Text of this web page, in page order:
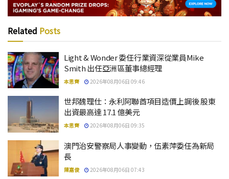
Related Posts
Light & Wonder 委任行業資深從業員Mike
Smith 出任亞洲區董事總經理
本思齊 2026年08月06日 09:46
世邦魏理仕：永利阿聯酋項目造價上調後 股東
出資最高達 17.1 億美元
本思齊 2026年08月06日 09:35
澳門治安警察局人事變動，伍素萍委任為新局
長
陳嘉俊 2026年08月06日 07:43